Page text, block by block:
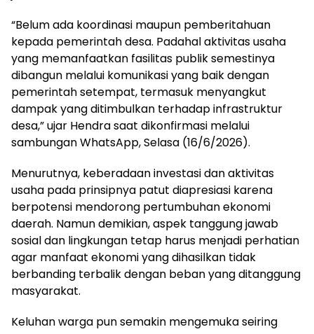
“Belum ada koordinasi maupun pemberitahuan
kepada pemerintah desa. Padahal aktivitas usaha
yang memanfaatkan fasilitas publik semestinya
dibangun melalui komunikasi yang baik dengan
pemerintah setempat, termasuk menyangkut
dampak yang ditimbulkan terhadap infrastruktur
desa,” ujar Hendra saat dikonfirmasi melalui
sambungan WhatsApp, Selasa (16/6/2026).
Menurutnya, keberadaan investasi dan aktivitas
usaha pada prinsipnya patut diapresiasi karena
berpotensi mendorong pertumbuhan ekonomi
daerah. Namun demikian, aspek tanggung jawab
sosial dan lingkungan tetap harus menjadi perhatian
agar manfaat ekonomi yang dihasilkan tidak
berbanding terbalik dengan beban yang ditanggung
masyarakat.
Keluhan warga pun semakin mengemuka seiring